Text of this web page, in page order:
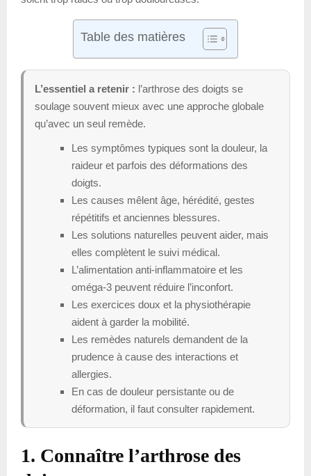
Table des matières
L’essentiel a retenir : l’arthrose des doigts se
soulage souvent mieux avec une approche globale
qu’avec un seul remède.
Les symptômes typiques sont la douleur, la
raideur et parfois des déformations des
doigts.
Les causes mêlent âge, hérédité, gestes
répétitifs et anciennes blessures.
Les solutions naturelles peuvent aider, mais
elles complètent le suivi médical.
L’alimentation anti-inflammatoire et les
oméga-3 peuvent réduire l’inconfort.
Les exercices doux et la physiothérapie
aident à garder la mobilité.
Les remèdes naturels demandent de la
prudence à cause des interactions et
allergies.
En cas de douleur persistante ou de
déformation, il faut consulter rapidement.
1. Connaître l’arthrose des